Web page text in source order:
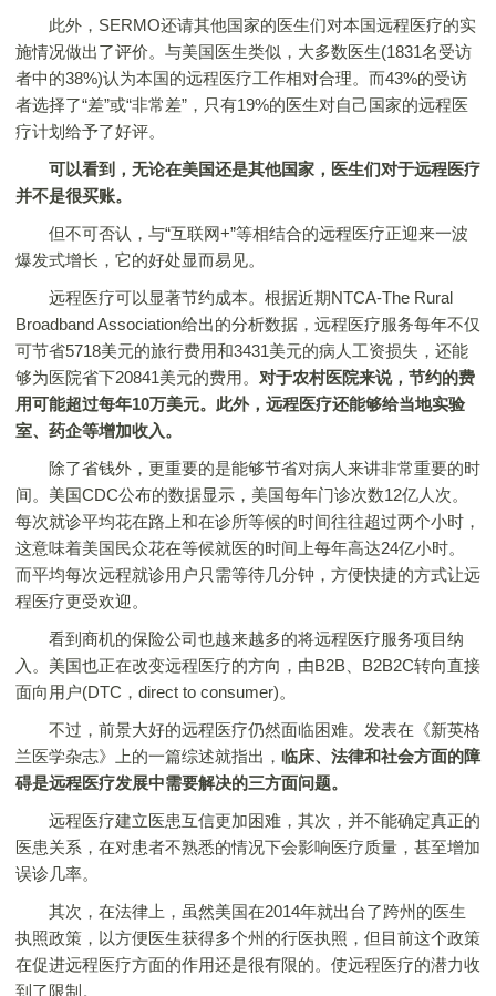
此外，SERMO还请其他国家的医生们对本国远程医疗的实
施情况做出了评价。与美国医生类似，大多数医生(1831名受访
者中的38%)认为本国的远程医疗工作相对合理。而43%的受访
者选择了“差”或“非常差”，只有19%的医生对自己国家的远程医
疗计划给予了好评。
可以看到，无论在美国还是其他国家，医生们对于远程医疗
并不是很买账。
但不可否认，与“互联网+”等相结合的远程医疗正迎来一波
爆发式增长，它的好处显而易见。
远程医疗可以显著节约成本。根据近期NTCA-The Rural
Broadband Association给出的分析数据，远程医疗服务每年不仅
可节省5718美元的旅行费用和3431美元的病人工资损失，还能
够为医院省下20841美元的费用。 对于农村医院来说，节约的费
用可能超过每年10万美元。此外，远程医疗还能够给当地实验
室、药企等增加收入。
除了省钱外，更重要的是能够节省对病人来讲非常重要的时
间。美国CDC公布的数据显示，美国每年门诊次数12亿人次。
每次就诊平均花在路上和在诊所等候的时间往往超过两个小时，
这意味着美国民众花在等候就医的时间上每年高达24亿小时。
而平均每次远程就诊用户只需等待几分钟，方便快捷的方式让远
程医疗更受欢迎。
看到商机的保险公司也越来越多的将远程医疗服务项目纳
入。美国也正在改变远程医疗的方向，由B2B、B2B2C转向直接
面向用户(DTC，direct to consumer)。
不过，前景大好的远程医疗仍然面临困难。发表在《新英格
兰医学杂志》上的一篇综述就指出， 临床、法律和社会方面的障
碍是远程医疗发展中需要解决的三方面问题。
远程医疗建立医患互信更加困难，其次，并不能确定真正的
医患关系，在对患者不熟悉的情况下会影响医疗质量，甚至增加
误诊几率。
其次，在法律上，虽然美国在2014年就出台了跨州的医生
执照政策，以方便医生获得多个州的行医执照，但目前这个政策
在促进远程医疗方面的作用还是很有限的。使远程医疗的潜力收
到了限制。